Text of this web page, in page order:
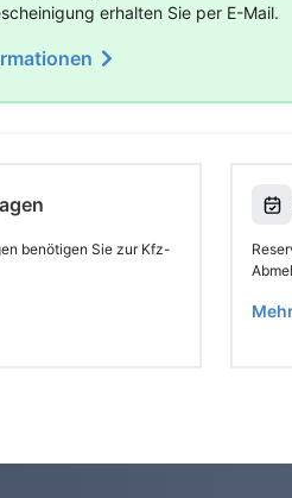
erhalten Sie per E-Mail.
benötigen Sie zur Kfz-